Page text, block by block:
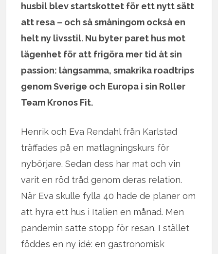
husbil blev startskottet för ett nytt sätt
att resa – och så småningom också en
helt ny livsstil. Nu byter paret hus mot
lägenhet för att frigöra mer tid åt sin
passion: långsamma, smakrika roadtrips
genom Sverige och Europa i sin Roller
Team Kronos Fit.
Henrik och Eva Rendahl från Karlstad
träffades på en matlagningskurs för
nybörjare. Sedan dess har mat och vin
varit en röd tråd genom deras relation.
När Eva skulle fylla 40 hade de planer om
att hyra ett hus i Italien en månad. Men
pandemin satte stopp för resan. I stället
föddes en ny idé: en gastronomisk